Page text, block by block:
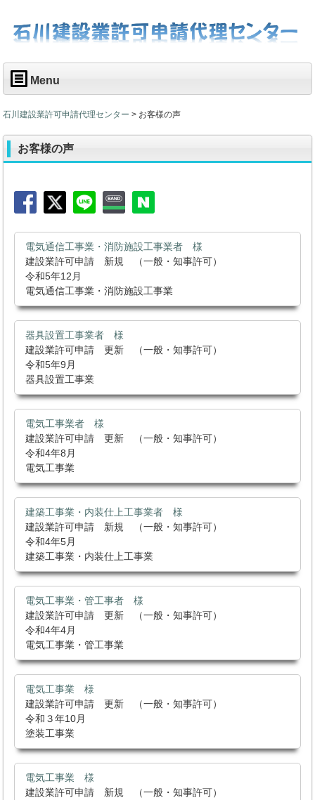
Menu
石川建設業許可申請代理センター > お客様の声
お客様の声
電気通信工事業・消防施設工事業者 様
建設業許可申請 新規 （一般・知事許可）
令和5年12月
電気通信工事業・消防施設工事業
器具設置工事業者 様
建設業許可申請 更新 （一般・知事許可）
令和5年9月
器具設置工事業
電気工事業者 様
建設業許可申請 更新 （一般・知事許可）
令和4年8月
電気工事業
建築工事業・内装仕上工事業者 様
建設業許可申請 新規 （一般・知事許可）
令和4年5月
建築工事業・内装仕上工事業
電気工事業・管工事者 様
建設業許可申請 更新 （一般・知事許可）
令和4年4月
電気工事業・管工事業
電気工事業 様
建設業許可申請 更新 （一般・知事許可）
令和３年10月
塗装工事業
電気工事業 様
建設業許可申請 新規 （一般・知事許可）